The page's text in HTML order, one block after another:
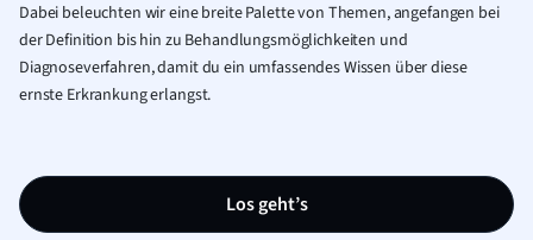
Dabei beleuchten wir eine breite Palette von Themen, angefangen bei
der Definition bis hin zu Behandlungsmöglichkeiten und
Diagnoseverfahren, damit du ein umfassendes Wissen über diese
ernste Erkrankung erlangst.
Los geht’s